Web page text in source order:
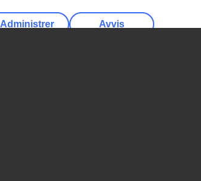
Administrer Avvis